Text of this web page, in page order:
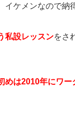
ケメンなので納
私設レッスンをさ
めは2010年にワー